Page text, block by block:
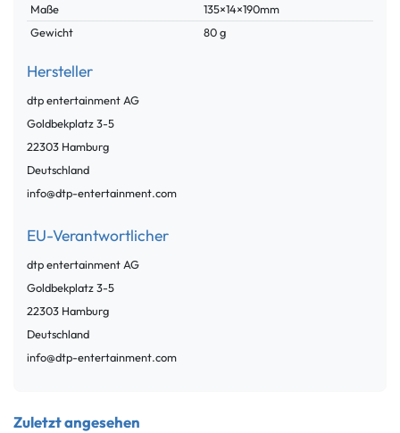
Maße
135×14×190mm
Gewicht
80 g
Hersteller
dtp entertainment AG
Goldbekplatz3-5
22303 Hamburg
Deutschland
info@dtp-entertainment.com
EU-Verantwortlicher
dtp entertainment AG
Goldbekplatz3-5
22303 Hamburg
Deutschland
info@dtp-entertainment.com
Zuletzt angesehen